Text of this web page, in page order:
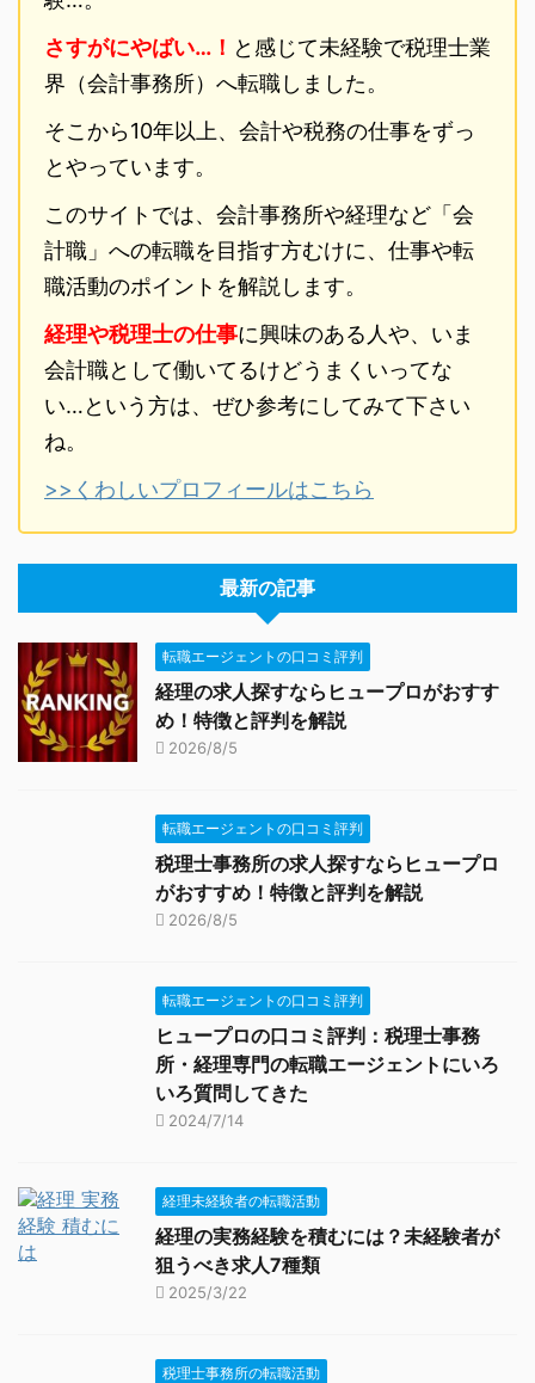
さすがにやばい…！ と感じて未経験で税理士業
界（会計事務所）へ転職しました。
そこから10年以上、会計や税務の仕事をずっ
とやっています。
このサイトでは、会計事務所や経理など「会
計職」への転職を目指す方むけに、仕事や転
職活動のポイントを解説します。
経理や税理士の仕事に興味のある人や、いま
会計職として働いてるけどうまくいってな
い…という方は、ぜひ参考にしてみて下さい
ね。
>>くわしいプロフィールはこちら
最新の記事
転職エージェントの口コミ評判
経理の求人探すならヒュープロがおすす
め！特徴と評判を解説
2026/8/5
転職エージェントの口コミ評判
税理士事務所の求人探すならヒュープロ
がおすすめ！特徴と評判を解説
2026/8/5
転職エージェントの口コミ評判
ヒュープロの口コミ評判：税理士事務
所・経理専門の転職エージェントにいろ
いろ質問してきた
2024/7/14
経理未経験者の転職活動
経理の実務経験を積むには？未経験者が
狙うべき求人7種類
2025/3/22
税理士事務所の転職活動